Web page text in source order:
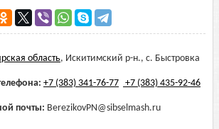
область, Искитимский р-н., с. Быстровка
+7 (383) 341-76-77 +7 (383) 435-92-46
почты: BerezikovPN@sibselmash.ru